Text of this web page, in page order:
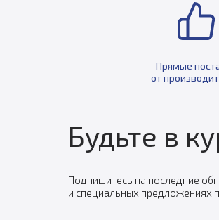
Прямые
от
Будьте в
Подпишитесь на последние
и специальных предложениях